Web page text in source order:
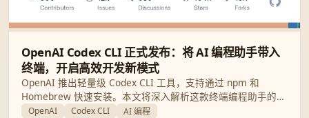
OpenAI Codex CLI 正式发布：将 AI 编程助手带入
终端，开启高效开发新模式
OpenAI 推出轻量级 Codex CLI 工具，支持通过 npm 和
Homebrew 快速安装。本文将深入解析这款终端编程助手的核
心功能、安装步骤以及如何利用其生态工具优化开发流。
OpenAI Codex CLI
AI 编程